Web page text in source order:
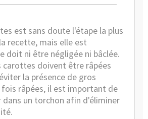
est sans doute l'étape la plus
recette, mais elle est
doit ni être négligée ni bâclée.
carottes doivent être râpées
la présence de gros
fois râpées, il est important de
dans un torchon afin d'éliminer